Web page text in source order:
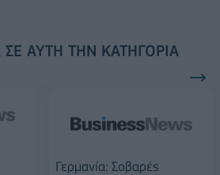
ΣΕ ΑΥΤΉ ΤΗΝ ΚΑΤΗΓΟΡΊΑ
Γερμανία: Σοβαρές